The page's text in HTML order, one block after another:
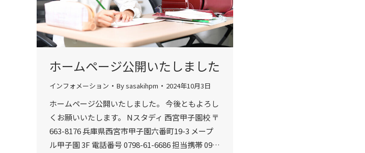
ホームページ公開いたしました
インフォメーション Bysasakihpm 2024年10月3日
ホームページ公開いたしました。 今後ともよろし
くお願いいたします。 Nスタディ 西宮甲子園校 〒
663-8176 兵庫県西宮市甲子園六番町19-3 メープ
ル甲子園 3F 電話番号 0798-61-6686 担当携帯 09…